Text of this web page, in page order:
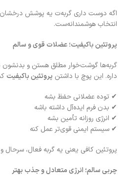
اگه دوست داری گربه‌ت یه پوشش درخشان
انتخاب هوشمندانه‌ست.
پروتئین باکیفیت؛ عضلات قوی و سالم
گربه‌ها گوشت‌خوار مطلق هستن و بدنشون
داره. این پوچ با داشتن پروتئین باکیفیت
✔ توده عضلانی حفظ بشه
✔ بدن فرم ایده‌آل داشته باشه
✔ انرژی روزانه تأمین بشه
✔ سیستم ایمنی قوی‌تر عمل کنه
پروتئین کافی یعنی یه گربه فعال، سرحال
چربی سالم؛ انرژی متعادل و جذب بهتر